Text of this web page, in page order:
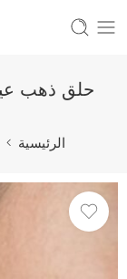
الرئيسية